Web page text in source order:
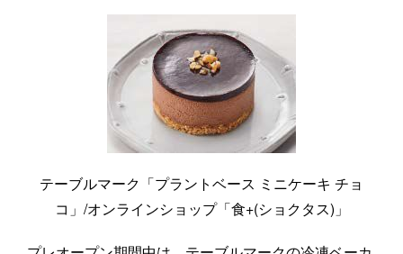
テーブルマーク「プラントベース ミニケーキ チョ
コ」/オンラインショップ「食+(ショクタス)」